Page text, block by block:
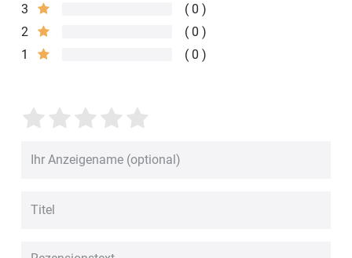
3
0
2
0
1
0